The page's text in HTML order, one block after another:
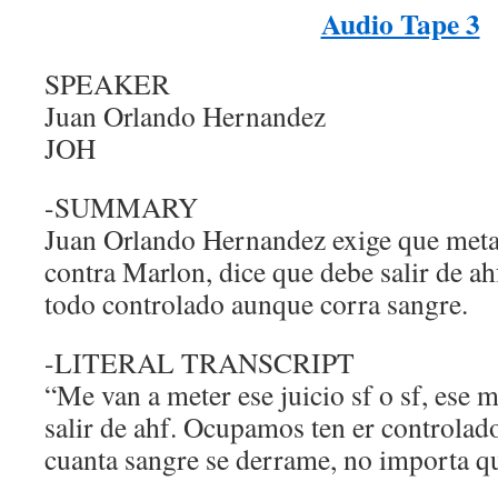
Audio Tape 3
SPEAKER
Juan Orlando Hernandez
JOH
-SUMMARY
Juan Orlando Hernandez exige que
contra Marlon, dice que debe salir de
todo controlado aunque corra sangre.
-LITERAL TRANSCRIPT
“Me van a meter ese juicio sf o sf, ese
salir de ahf. Ocupamos ten er
cuanta sangre se derrame, no importa